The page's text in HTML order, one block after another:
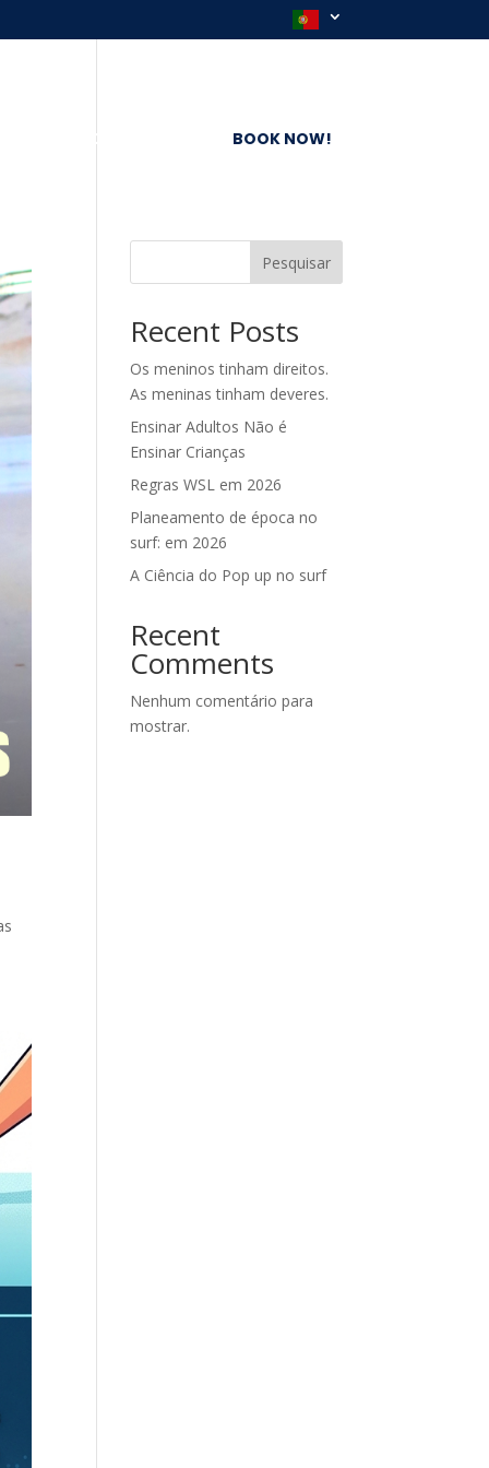
CONTACTOS BOOK NOW!
Pesquisar
Recent Posts
Os meninos tinham direitos.
As meninas tinham deveres.
Ensinar Adultos Não é
Ensinar Crianças
Regras WSL em 2026
Planeamento de época no
surf: em 2026
A Ciência do Pop up no surf
Recent
Comments
Nenhum comentário para
mostrar.